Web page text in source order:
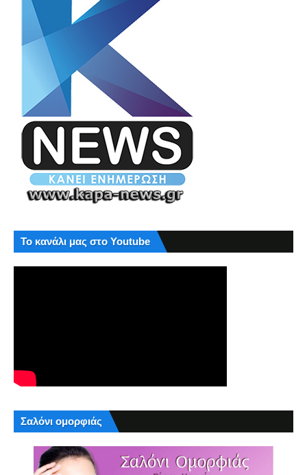
Το κανάλι μας στο Youtube
Σαλόνι ομορφιάς